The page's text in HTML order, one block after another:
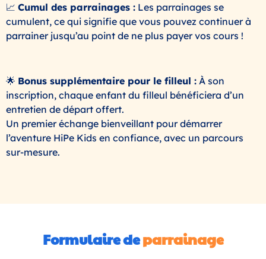
📈 Cumul des parrainages : Les parrainages se
cumulent, ce qui signifie que vous pouvez continuer à
parrainer jusqu’au point de ne plus payer vos cours !
🌟 Bonus supplémentaire pour le filleul : À son
inscription, chaque enfant du filleul bénéficiera d’un
entretien de départ offert.
Un premier échange bienveillant pour démarrer
l’aventure HiPe Kids en confiance, avec un parcours
sur-mesure.
Formulaire deparrainage